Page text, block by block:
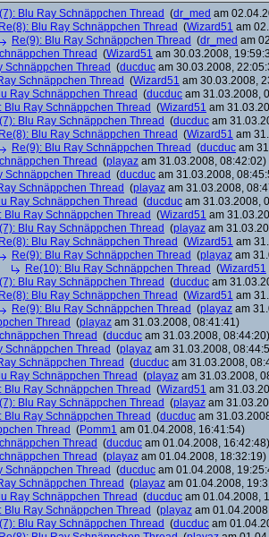
Blu Ray Schnäppchen Thread (dr_med am
Re(8): Blu Ray Schnäppchen Thread (Wizard51 am
Re(9): Blu Ray Schnäppchen Thread (dr_med am
Thread (Wizard51 am 30.03.2008,
Schnäppchen Thread (ducduc am 30.03.2008,
Schnäppchen Thread (Wizard51 am 30.03.2008,
Ray Schnäppchen Thread (ducduc am 31.03.2008,
Blu Ray Schnäppchen Thread (Wizard51 am
Blu Ray Schnäppchen Thread (ducduc am
Re(8): Blu Ray Schnäppchen Thread (Wizard51 am
Re(9): Blu Ray Schnäppchen Thread (ducduc am
Thread (playaz am 31.03.2008, 08:42:02)
Schnäppchen Thread (ducduc am 31.03.2008,
Schnäppchen Thread (playaz am 31.03.2008,
Ray Schnäppchen Thread (ducduc am 31.03.2008,
Blu Ray Schnäppchen Thread (Wizard51 am
Blu Ray Schnäppchen Thread (playaz am
Re(8): Blu Ray Schnäppchen Thread (Wizard51 am
Re(9): Blu Ray Schnäppchen Thread (playaz am
Re(10): Blu Ray Schnäppchen Thread (Wizard51
Blu Ray Schnäppchen Thread (ducduc am
Re(8): Blu Ray Schnäppchen Thread (Wizard51 am
Re(9): Blu Ray Schnäppchen Thread (playaz am
Thread (playaz am 31.03.2008, 08:41:41)
Thread (ducduc am 31.03.2008, 08:44:20)
Schnäppchen Thread (playaz am 31.03.2008,
Schnäppchen Thread (ducduc am 31.03.2008,
Ray Schnäppchen Thread (playaz am 31.03.2008,
Blu Ray Schnäppchen Thread (Wizard51 am
Blu Ray Schnäppchen Thread (playaz am
Blu Ray Schnäppchen Thread (ducduc am
Thread (Pomm1 am 01.04.2008, 16:41:54)
Thread (ducduc am 01.04.2008, 16:42:48)
Thread (playaz am 01.04.2008, 18:32:19)
Schnäppchen Thread (ducduc am 01.04.2008,
Schnäppchen Thread (playaz am 01.04.2008,
Ray Schnäppchen Thread (ducduc am 01.04.2008,
Blu Ray Schnäppchen Thread (playaz am
Blu Ray Schnäppchen Thread (ducduc am